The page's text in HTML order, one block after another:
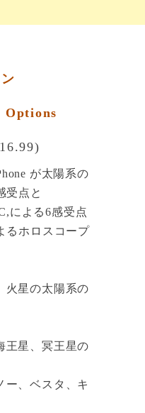
Options
が太陽系の
受点と
による6感受点
るホロスコープ
火星の太陽系の
王星、冥王星の
ー、ベスタ、キ